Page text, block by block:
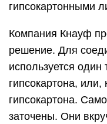
гипсокартонными
Компания Кнауф
решение. Для
используется
гипсокартона,
гипсокартона.
заточены. Они